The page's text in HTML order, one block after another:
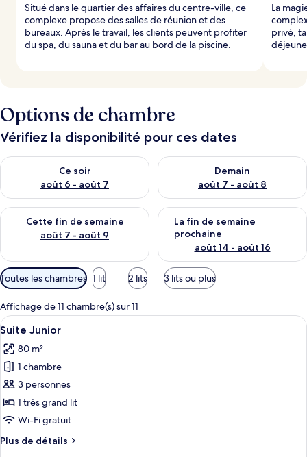
Situé dans le quartier des affaires du centre-ville, ce
complexe propose des salles de réunion et des
bureaux. Après le travail, les clients peuvent profiter
du spa, du sauna et du bar au bord de la piscine.
La
privé,
Options de chambre
Vérifiez la disponibilité pour ces dates
Ce soir
août 6 - août 7
Vérifier la disponibilité pour ce soir août 6 - août 7
Demain
août 7 - août 8
Vérifier la disponibilité pour
Cette fin de semaine
août 7 - août 9
Vérifier la disponibilité pour cette fin de semaine août 7 -
La fin de semaine
prochaine
août 14 - août 16
Vérifier la disponibilité pour
Filtres
disponibles
pour
les
chambres
Toutes les chambres 1 lit 2 lits 3 lits ou plus
Affichage de 11 chambre(s) sur 11
Afficher
toutes
les
photos
pour
ce
type
chambre :
Une chambre d’hôtel avec un grand
10
Suite Junior
80 m²
1 chambre
3 personnes
1 très grand lit
Wi-Fi gratuit
Plus de détails
Plus